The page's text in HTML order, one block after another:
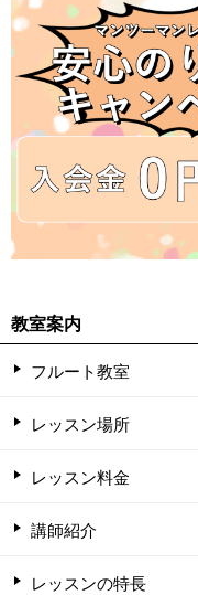
教室案内
フルート教室
レッスン場所
レッスン料金
講師紹介
レッスンの特長